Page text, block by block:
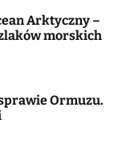
Arktyczny –
morskich
Ormuzu.